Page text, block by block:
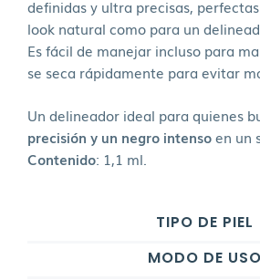
TIPO DE PIEL
MODO DE USO
definidas y ultra precisas,
look natural como para un
Es fácil de manejar incluso para
se seca rápidamente para evitar
Un delineador ideal para quienes
precisión y un negro intensoen un
Contenido: 1,1 ml.